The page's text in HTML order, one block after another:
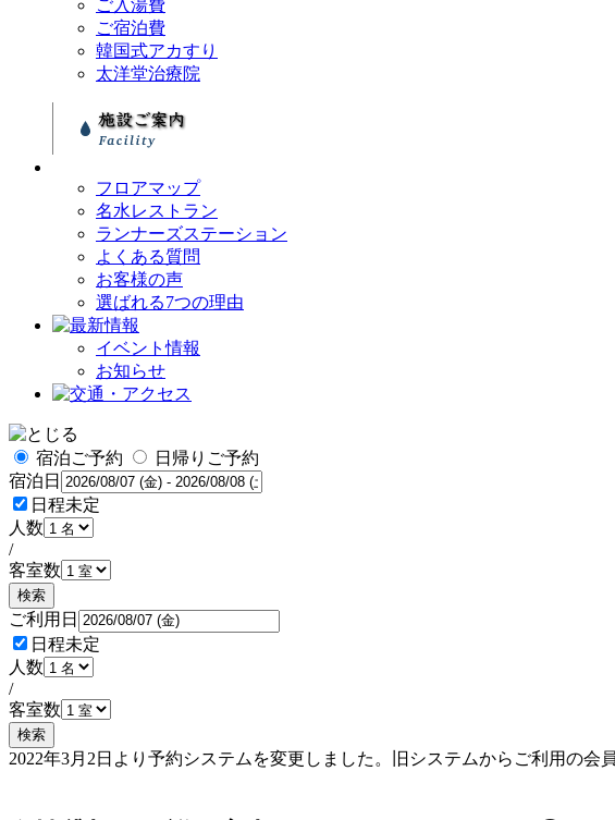
ご入湯費
ご宿泊費
韓国式アカすり
太洋堂治療院
フロアマップ
名水レストラン
ランナーズステーション
よくある質問
お客様の声
選ばれる7つの理由
イベント情報
お知らせ
宿泊ご予約
日帰りご予約
宿泊日
日程未定
人数
/
客室数
検索
ご利用日
日程未定
人数
/
客室数
検索
2022年3月2日より予約システムを変更しました。旧システムからご利用の